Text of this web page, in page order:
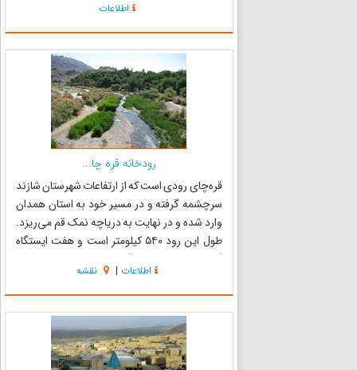
محصول اقتصادی رونق ویژه ای داشته و امروزه به
عنوا...
اطلاعات
رودخانه قره چا...
قره‌چای رودی است که از ارتفاعات شهرستان شازند
سرچشمه گرفته و در مسیر خود به استان همدان
وارد شده و در نهایت به دریاچه نمک قم می‌ریزد.
طول این رود ۵۴۰ کیلومتر است و هفت ایستگاه
آبسنجی درطول مسیر آن وجود دارد. نام ایرانی این
رود پیش از نام ترکی آن، کلان‌رود بوده است. سد
الغدیر ساوه بر ر...
اطلاعات | نقشه